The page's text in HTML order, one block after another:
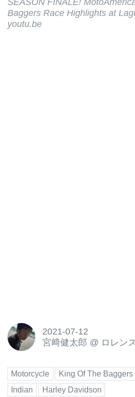
Baggers Race Highlights at
youtu.be
2021-07-12
宮﨑健太郎 @ ロレン
Motorcycle King Of The Baggers
Indian
Harley Davidson